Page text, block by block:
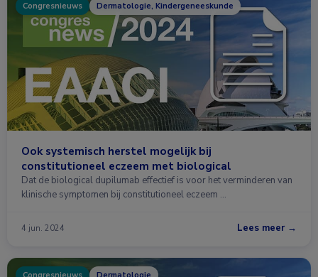
Congresnieuws Dermatologie, Kindergeneeskunde
Ook systemisch herstel mogelijk bij
constitutioneel eczeem met biological
Dat de biological dupilumab effectief is voor het verminderen van
klinische symptomen bij constitutioneel eczeem …
4 jun. 2024 Lees meer →